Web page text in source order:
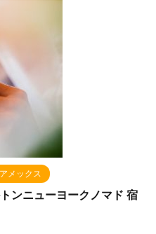
メックス
ンニューヨークノマド 宿